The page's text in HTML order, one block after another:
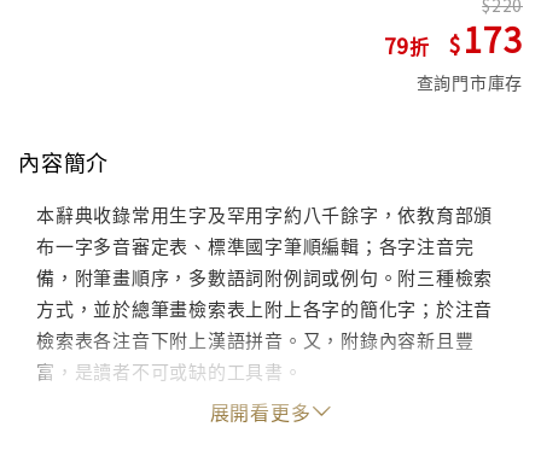
79
220
173
查詢門市庫存
內容簡介
本辭典收錄常用生字及罕用字約八千餘字，依教育部頒
布一字多音審定表、標準國字筆順編輯；各字注音完
備，附筆畫順序，多數語詞附例詞或例句。附三種檢索
方式，並於總筆畫檢索表上附上各字的簡化字；於注音
檢索表各注音下附上漢語拼音。又，附錄內容新且豐
富，是讀者不可或缺的工具書。
展開看更多